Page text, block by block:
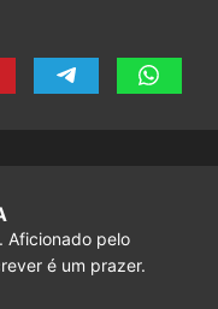
Aficionado pelo
é um prazer.